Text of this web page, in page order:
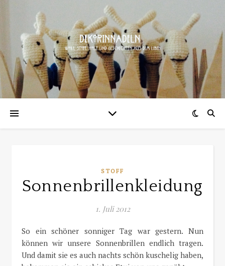
STOFF
Sonnenbrillenkleidung
1. Juli 2012
So ein schöner sonniger Tag war gestern. Nun
können wir unsere Sonnenbrillen endlich tragen.
Und damit sie es auch nachts schön kuschelig haben,